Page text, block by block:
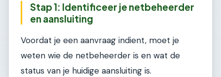
Stap 1: Identificeer je netbeheerder
en aansluiting
Voordat je een aanvraag indient, moet je
weten wie de netbeheerder is en wat de
status van je huidige aansluiting is.